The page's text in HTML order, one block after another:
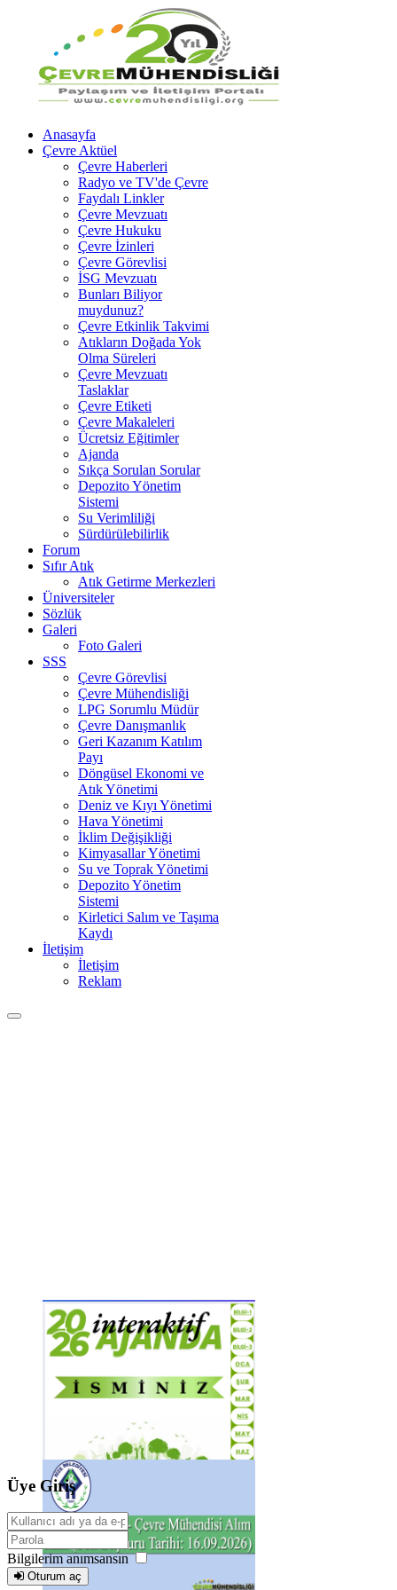
Anasayfa
Çevre Aktüel
Çevre Haberleri
Radyo ve TV'de Çevre
Faydalı Linkler
Çevre Mevzuatı
Çevre Hukuku
Çevre İzinleri
Çevre Görevlisi
İSG Mevzuatı
Bunları Biliyor
muydunuz?
Çevre Etkinlik Takvimi
Atıkların Doğada Yok
Olma Süreleri
Çevre Mevzuatı
Taslaklar
Çevre Etiketi
Çevre Makaleleri
Ücretsiz Eğitimler
Ajanda
Sıkça Sorulan Sorular
Depozito Yönetim
Sistemi
Su Verimliliği
Sürdürülebilirlik
Forum
Sıfır Atık
Atık Getirme Merkezleri
Üniversiteler
Sözlük
Galeri
Foto Galeri
SSS
Çevre Görevlisi
Çevre Mühendisliği
LPG Sorumlu Müdür
Çevre Danışmanlık
Geri Kazanım Katılım
Payı
Döngüsel Ekonomi ve
Atık Yönetimi
Deniz ve Kıyı Yönetimi
Hava Yönetimi
İklim Değişikliği
Kimyasallar Yönetimi
Su ve Toprak Yönetimi
Depozito Yönetim
Sistemi
Kirletici Salım ve Taşıma
Kaydı
İletişim
İletişim
Reklam
Üye Giriş
Bilgilerim anımsansın
Oturum aç